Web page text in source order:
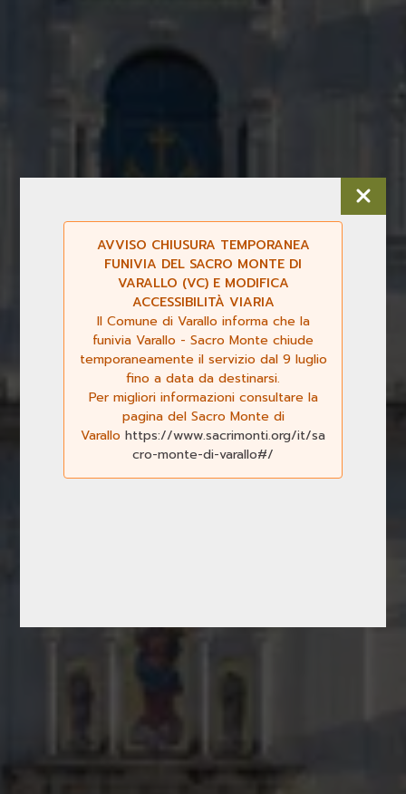
AVVISO CHIUSURA TEMPORANEA
FUNIVIA DEL SACRO MONTE DI
VARALLO (VC) E MODIFICA
ACCESSIBILITÀ VIARIA
Il Comune di Varallo informa che la
funivia Varallo - Sacro Monte chiude
temporaneamente il servizio dal 9 luglio
fino a data da destinarsi.
Per migliori informazioni consultare la
pagina del Sacro Monte di
Varallo https://www.sacrimonti.org/it/sa
cro-monte-di-varallo#/